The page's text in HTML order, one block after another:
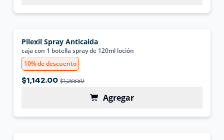
Pilexil Spray Anticaida
caja con 1 botella spray de 120ml loción
10% de descuento
$1,142.00 $1,268.89
Agregar